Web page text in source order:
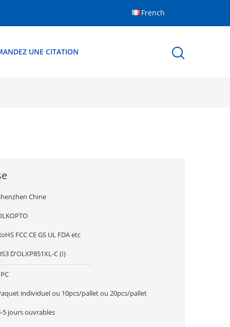
French
UNE CITATION
Chine
FCC CE GS UL FDA etc
D'OLXP851XL-C (I)
individuel ou 10pcs/pallet ou 20pcs/pallet
5 jours ouvrables